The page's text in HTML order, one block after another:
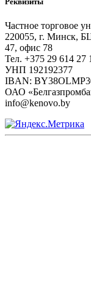
Частное торговое
220055, г. Минск,
47, офис 78
Тел. +375 29 614 27
УНП 192192377
IBAN:
ОАО
info@kenovo.by